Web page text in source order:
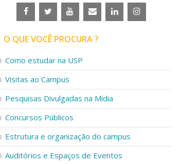
O QUE VOCÊ PROCURA ?
Como estudar na USP
Visitas ao Campus
Pesquisas Divulgadas na Mídia
Concursos Públicos
Estrutura e organização do campus
Auditórios e Espaços de Eventos